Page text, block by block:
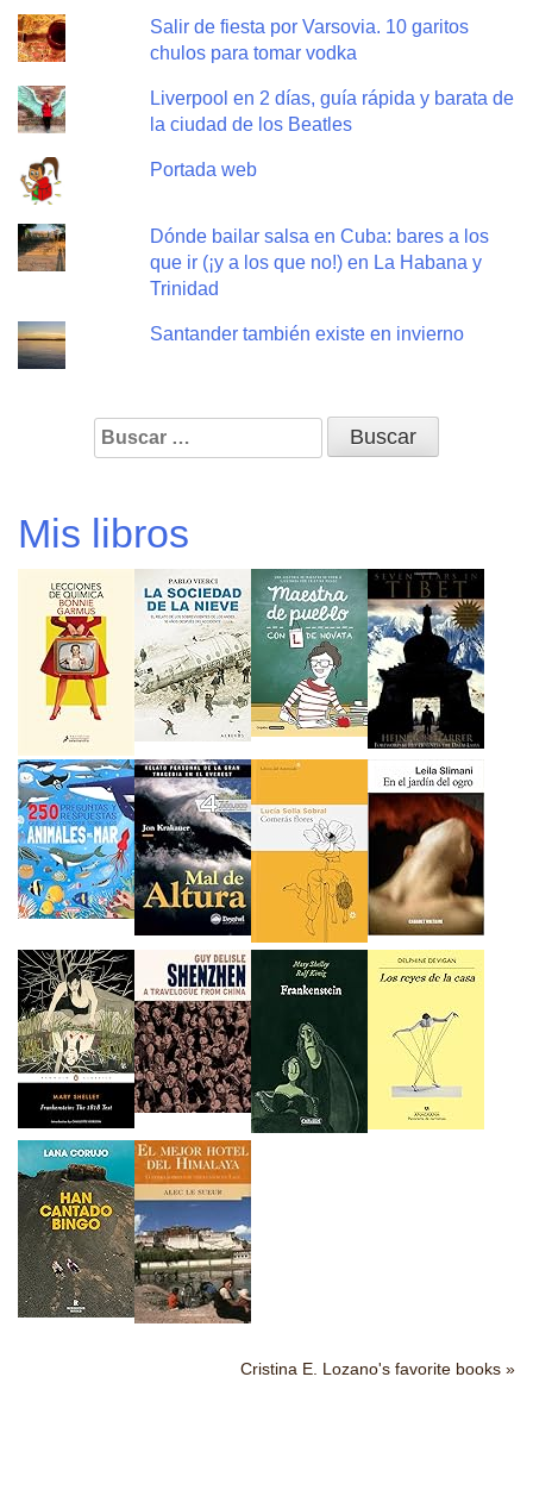
Salir de fiesta por Varsovia. 10 garitos
chulos para tomar vodka
Liverpool en 2 días, guía rápida y barata de
la ciudad de los Beatles
Portada web
Dónde bailar salsa en Cuba: bares a los
que ir (¡y a los que no!) en La Habana y
Trinidad
Santander también existe en invierno
Buscar:
Mis libros
Cristina E. Lozano's favorite books »